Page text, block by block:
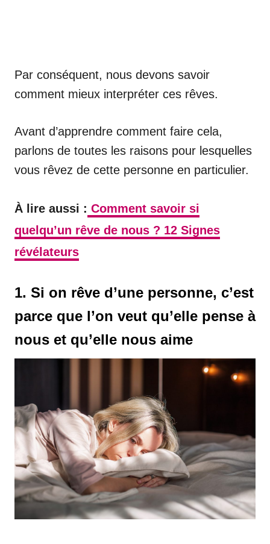
Par conséquent, nous devons savoir
comment mieux interpréter ces rêves.
Avant d’apprendre comment faire cela,
parlons de toutes les raisons pour lesquelles
vous rêvez de cette personne en particulier.
À lire aussi : Comment savoir si
quelqu’un rêve de nous ? 12 Signes
révélateurs
1. Si on rêve d’une personne, c’est
parce que l’on veut qu’elle pense à
nous et qu’elle nous aime